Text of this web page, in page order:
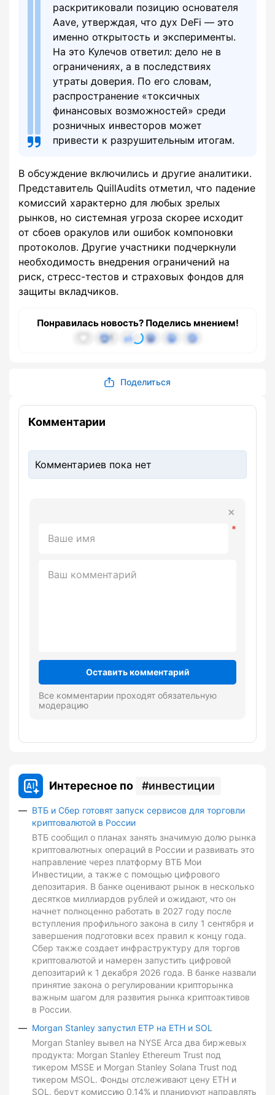
раскритиковали позицию основателя
Aave, утверждая, что дух DeFi — это
именно открытость и эксперименты.
На это Кулечов ответил: дело не в
ограничениях, а в последствиях
утраты доверия. По его словам,
распространение «токсичных
финансовых возможностей» среди
розничных инвесторов может
привести к разрушительным итогам.
В обсуждение включились и другие аналитики.
Представитель QuillAudits отметил, что падение
комиссий характерно для любых зрелых
рынков, но системная угроза скорее исходит
от сбоев оракулов или ошибок компоновки
протоколов. Другие участники подчеркнули
необходимость внедрения ограничений на
риск, стресс-тестов и страховых фондов для
защиты вкладчиков.
Понравилась новость? Поделись мнением!
1
Поделиться
Комментарии
Комментариев пока нет
Оставить комментарий
Все комментарии проходят обязательную
модерацию
Интересное по инвестиции
ВТБ и Сбер готовят запуск сервисов для торговли
криптовалютой в России
ВТБ сообщил о планах занять значимую долю рынка
криптовалютных операций в России и развивать это
направление через платформу ВТБ Мои
Инвестиции, а также с помощью цифрового
депозитария. В банке оценивают рынок в несколько
десятков миллиардов рублей и ожидают, что он
начнет полноценно работать в 2027 году после
вступления профильного закона в силу 1 сентября и
завершения подготовки всех правил к концу года.
Сбер также создает инфраструктуру для торгов
криптовалютой и намерен запустить цифровой
депозитарий к 1 декабря 2026 года. В банке назвали
принятие закона о регулировании крипторынка
важным шагом для развития рынка криптоактивов
в России.
Morgan Stanley запустил ETP на ETH и SOL
Morgan Stanley вывел на NYSE Arca два биржевых
продукта: Morgan Stanley Ethereum Trust под
тикером MSSE и Morgan Stanley Solana Trust под
тикером MSOL. Фонды отслеживают цену ETH и
SOL, берут комиссию 0,14% и планируют направлять